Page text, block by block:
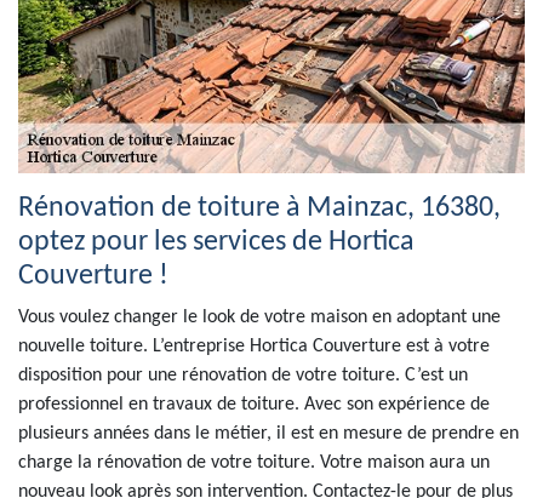
Rénovation de toiture à Mainzac, 16380,
optez pour les services de Hortica
Couverture !
Vous voulez changer le look de votre maison en adoptant une
nouvelle toiture. L’entreprise Hortica Couverture est à votre
disposition pour une rénovation de votre toiture. C’est un
professionnel en travaux de toiture. Avec son expérience de
plusieurs années dans le métier, il est en mesure de prendre en
charge la rénovation de votre toiture. Votre maison aura un
nouveau look après son intervention. Contactez-le pour de plus